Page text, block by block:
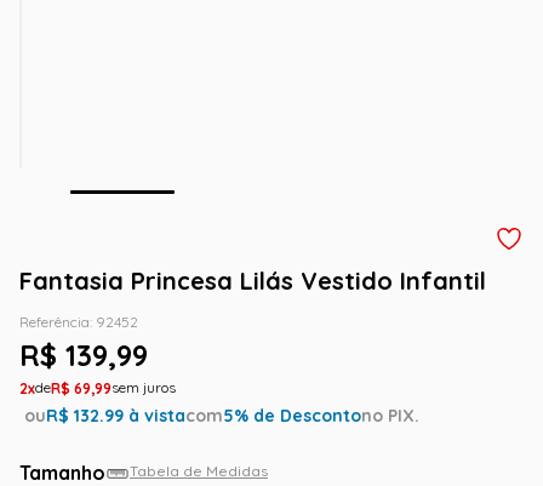
Fantasia Princesa Lilás Vestido Infantil
Referência: 92452
R$ 139,99
2 R$ 69,99
ouR$ 132.99 à vistacom5% de Descontono PIX.
Tamanho Tabela de Medidas